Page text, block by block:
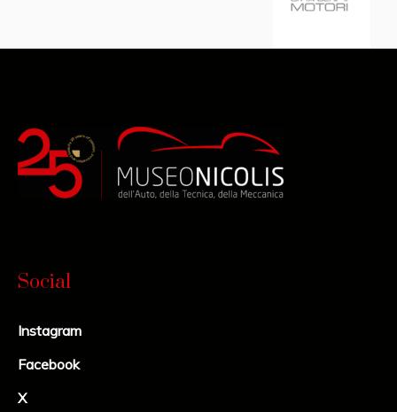
Social
Instagram
Facebook
X